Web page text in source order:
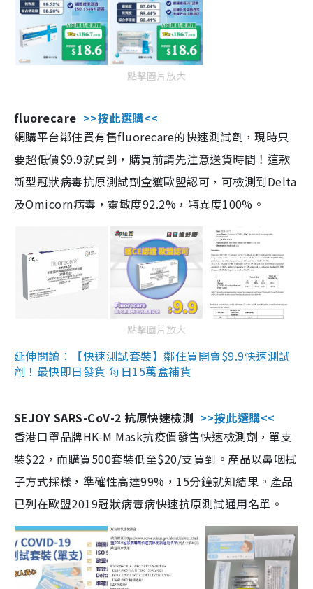
點擊圖片放大
fluorecare >>按此選購<<
網購平台鄰住買有售fluorecare的快速測試劑，現時只
要超低價$9.9就買到，購買前請先注意送貨時間！這款
新型冠狀病毒抗原測試劑盒獲歐盟認可，可檢測到Delta
及Omicorn病毒，靈敏度92.2%，特異度100%。
點擊圖片放大
延伸閱讀：【快速測試套裝】鄰住買開賣$9.9快速測試
劑！最快即日發貨 每日15萬盒補貨
SEJOY SARS-CoV-2 抗原快速檢測 >>按此選購<<
香港口罩品牌HK-M Mask抗疫價發售快速檢測劑，單支
裝$22，而購買500套裝低至$20/支買到。產品以鼻咽拭
子方式採樣，準確性高達99%，15分鐘就知結果。產品
已列在歐盟2019冠狀病毒病快速抗原測試通用名單。